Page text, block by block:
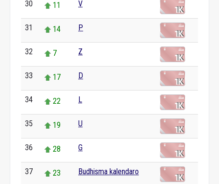
30 11 V
31 14 P
32 7 Z
33 17 D
34 22 L
35 19 U
36 28 G
37 23 Budhisma kalendaro